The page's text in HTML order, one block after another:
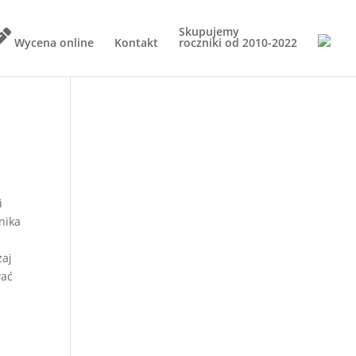
Wycena online Kontakt
Skupujemy
roczniki od 2010-2022